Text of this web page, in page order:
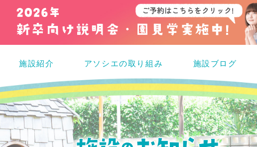
施設紹介 アソシエの取り組み 施設ブログ